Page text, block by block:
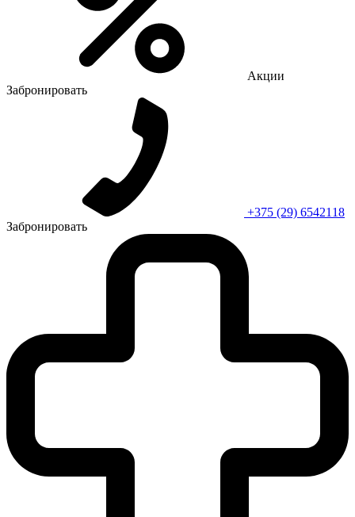
Акции
Забронировать
+375 (29) 6542118
Забронировать